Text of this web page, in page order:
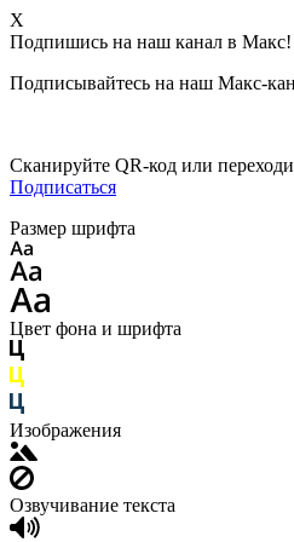
X
Подпишись на наш канал в Макс!
Подписывайтесь на наш Макс-
Сканируйте QR-код или
Подписаться
Размер шрифта
Цвет фона и шрифта
Изображения
Озвучивание текста